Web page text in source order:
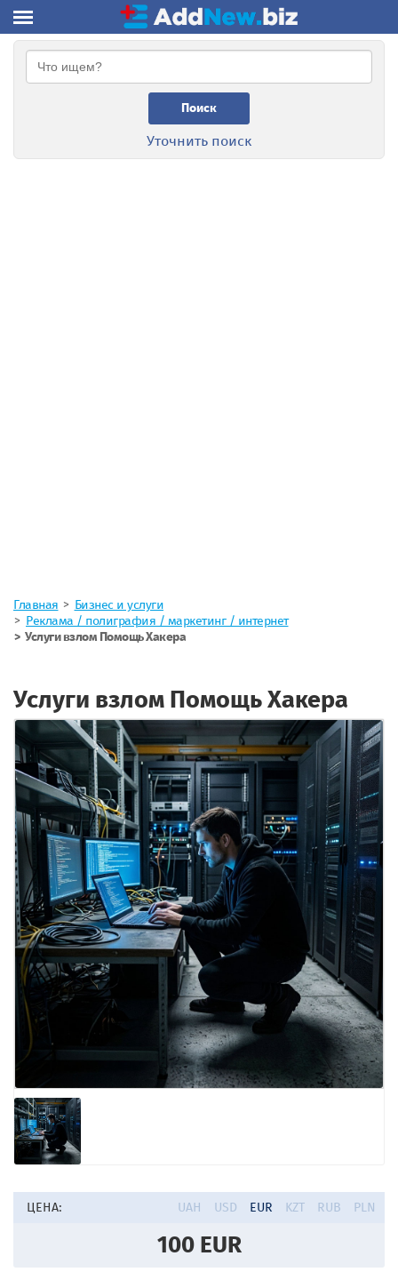
Поиск
Уточнить поиск
Главная
Бизнес и услуги
Реклама / полиграфия / маркетинг / интернет
Услуги взлом Помощь Хакера
Услуги взлом Помощь Хакера
ЦЕНА: UAH USD EUR KZT RUB PLN
100 EUR